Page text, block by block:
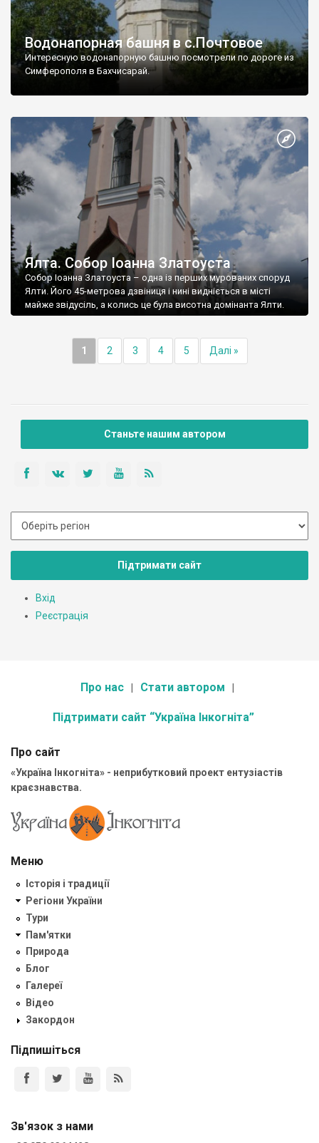
Водонапорная башня в с.Почтовое
Интересную водонапорную башню посмотрели по дороге из
Симферополя в Бахчисарай.
Ялта. Собор Іоанна Златоуста
Собор Іоанна Златоуста – одна із перших мурованих споруд
Ялти. Його 45-метрова дзвіниця і нині видніється в місті
майже звідусіль, а колись це була висотна домінанта Ялти.
1 2 3 4 5 Далі »
Станьте нашим автором
Підтримати сайт
Вхід
Реєстрація
Про нас Стати автором
Підтримати сайт “Україна Інкогніта”
Про сайт
«Україна Інкогніта» - неприбутковий проект ентузіастів
краєзнавства.
Меню
Історія і традиції
Регіони України
Тури
Пам'ятки
Природа
Блог
Галереї
Відео
Закордон
Підпишіться
Зв'язок з нами